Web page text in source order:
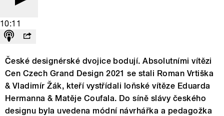
10:11
České designérské dvojice bodují. Absolutními vítězi
Cen Czech Grand Design 2021 se stali Roman Vrtiška
& Vladimír Žák, kteří vystřídali loňské vítěze Eduarda
Hermanna & Matěje Coufala. Do síně slávy českého
designu byla uvedena módní návrhářka a pedagožka